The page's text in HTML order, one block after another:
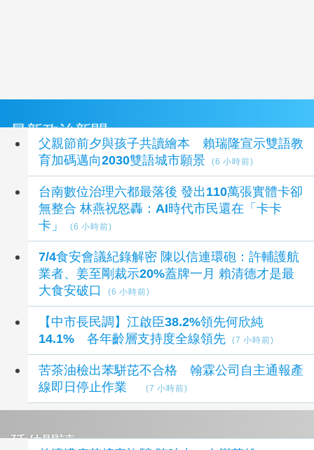
最新政治新聞
父親節前夕與孩子共讀繪本 賴瑞隆宣示雙語教
育加碼邁向2030雙語城市願景
(6 小時前)
台南數位治理六都最落後 發出110萬張實體卡卻
無整合 林燕祝怒轟：AI時代市民還在「卡卡
卡」
(6 小時前)
7/4食安會議紀錄解密 陳以信連環砲：許輔護航
業者、姜至剛裁示20%蓋牌一月 賴清德才是最
大食安破口
(6 小時前)
【中市長民調】江啟臣38.2%領先何欣純
14.1% 各年齡層支持度全線領先
(7 小時前)
苦茶油檢出苯駢芘不合格 翰霖公司自主通報產
線即日停止作業
(7 小時前)
延伸閱讀